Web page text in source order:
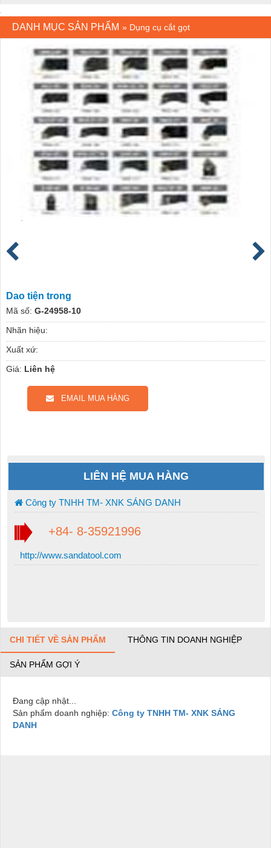
DANH MỤC SẢN PHẨM » Dụng cụ cắt gọt
Dao tiện trong
Mã số: G-24958-10
Nhãn hiệu:
Xuất xứ:
Giá: Liên hệ
EMAIL MUA HÀNG
LIÊN HỆ MUA HÀNG
Công ty TNHH TM- XNK SÁNG DANH
+84- 8-35921996
http://www.sandatool.com
CHI TIẾT VỀ SẢN PHẨM THÔNG TIN DOANH NGHIỆP
SẢN PHẨM GỢI Ý
Đang cập nhật...
Sản phẩm doanh nghiệp: Công ty TNHH TM- XNK SÁNG
DANH